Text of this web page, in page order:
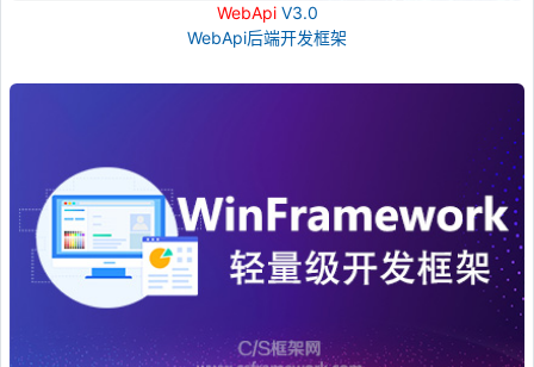
WebApiV3.0
WebApi后端开发框架